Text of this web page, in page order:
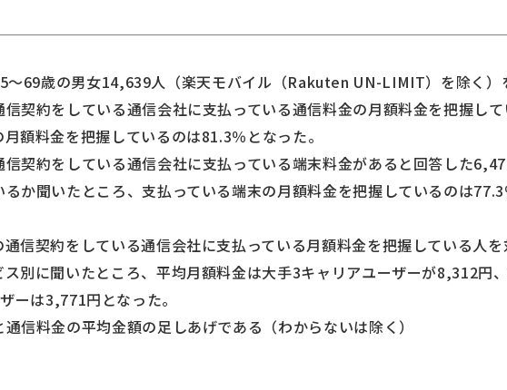
～69歳の男女14,639人（楽天モバイル（Rakuten UN-LIMIT）を除く）
契約をしている通信会社に支払っている通信料金の月額料金を把握して
額料金を把握しているのは81.3％となった。
契約をしている通信会社に支払っている端末料金があると回答した
か聞いたところ、支払っている端末の月額料金を把握しているのは77.3
信契約をしている通信会社に支払っている月額料金を把握している人を
別に聞いたところ、平均月額料金は大手3キャリアユーザーが8,312円
ーは3,771円となった。
信料金の平均金額の足しあげである（わからないは除く）